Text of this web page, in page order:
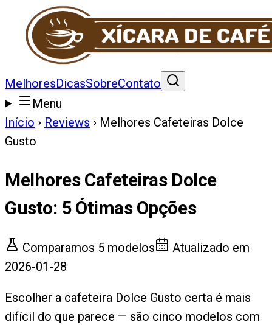
MelhoresDicasSobreContato
Menu
Início › Reviews › Melhores Cafeteiras Dolce
Gusto
Melhores Cafeteiras Dolce
Gusto: 5Ótimas Opções
Comparamos 5 modelos
Atualizado em
2026-01-28
Escolher a cafeteira Dolce Gusto certa é mais
difícil do que parece — são cinco modelos com